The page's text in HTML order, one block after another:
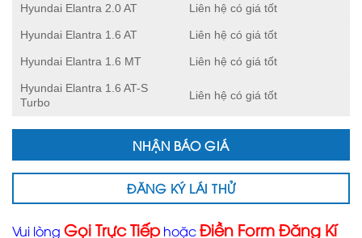
Hyundai Elantra 2.0 AT Liên hệ có giá tốt
Hyundai Elantra 1.6 AT Liên hệ có giá tốt
Hyundai Elantra 1.6 MT Liên hệ có giá tốt
Hyundai Elantra 1.6 AT-S
Turbo
Liên hệ có giá tốt
NHẬN BÁO GIÁ
ĐĂNG KÝ LÁI THỬ
Vui lòng Gọi Trực TiếphoặcĐiền Form Đăng Kí